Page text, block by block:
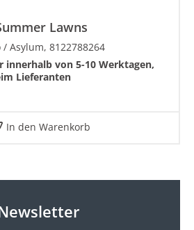
Lawns
Asylum, 8122788264
innerhalb von 5-10 Werktagen,
Lieferanten
In den Warenkorb